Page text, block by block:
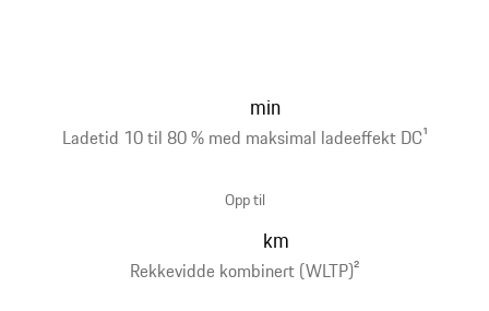
Ladetid 10 til 80 % med maksimal ladeeffekt DC1
min
Rekkevidde kombinert (WLTP)2
Opp til
km